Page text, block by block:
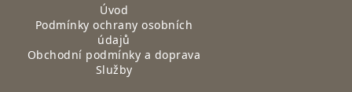
Úvod
Podmínky ochrany osobních
údajů
Obchodní podmínky a doprava
Služby